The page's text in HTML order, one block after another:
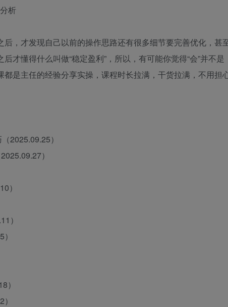
析
后，才发现自己以前的操作思路还有很多细节要完善优化，甚
才懂得什么叫做“稳定盈利”，所以，有可能你觉得“会”并不是
是主任的经验分享实操，课程时长拉满，干货拉满，不用担
2025.09.25）
）
）
）
）